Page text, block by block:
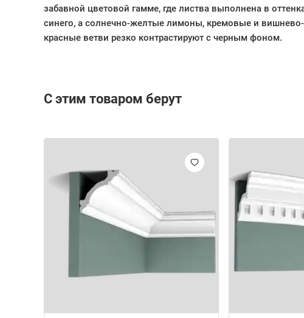
забавной цветовой гамме, где листва выполнена в
синего, а солнечно-желтые лимоны, кремовые и
красные ветви резко контрастируют с черным фоном.
С этим товаром берут